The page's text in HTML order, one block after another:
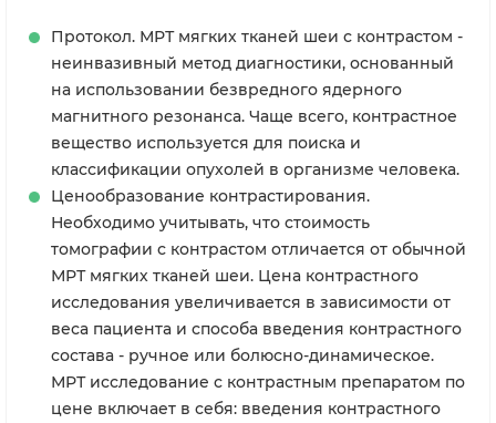
Протокол. МРТ мягких тканей шеи с контрастом -
неинвазивный метод диагностики, основанный
на использовании безвредного ядерного
магнитного резонанса. Чаще всего, контрастное
вещество используется для поиска и
классификации опухолей в организме человека.
Ценообразование контрастирования.
Необходимо учитывать, что стоимость
томографии с контрастом отличается от обычной
МРТ мягких тканей шеи. Цена контрастного
исследования увеличивается в зависимости от
веса пациента и способа введения контрастного
состава - ручное или болюсно-динамическое.
МРТ исследование с контрастным препаратом по
цене включает в себя: введения контрастного